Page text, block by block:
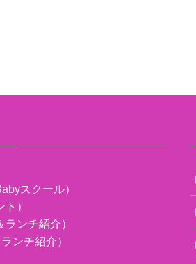
スクール）
）
ランチ紹介）
ンチ紹介）